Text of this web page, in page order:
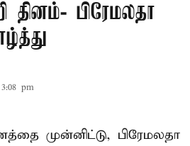
தினம்- பிரேமலதா
pm
முன்னிட்டு, பிரேமலதா